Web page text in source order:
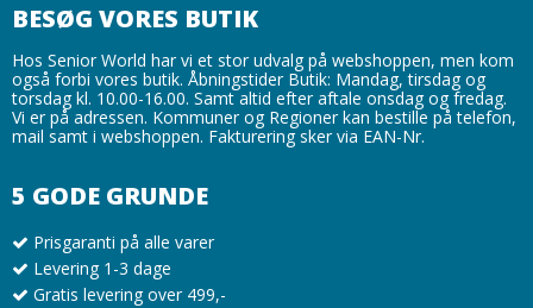
BESØG VORES BUTIK
Hos Senior World har vi et stor udvalg på webshoppen, men kom
også forbi vores butik. Åbningstider Butik: Mandag, tirsdag og
torsdag kl. 10.00-16.00. Samt altid efter aftale onsdag og fredag.
Vi er på adressen. Kommuner og Regioner kan bestille på telefon,
mail samt i webshoppen. Fakturering sker via EAN-Nr.
5 GODE GRUNDE
Prisgaranti på alle varer
Levering 1-3 dage
Gratis levering over 499,-